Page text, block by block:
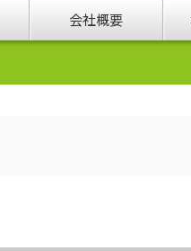
会社概要